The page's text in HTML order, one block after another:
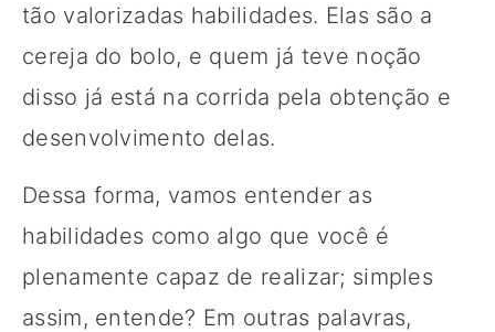
tão valorizadas habilidades. Elas são a
cereja do bolo, e quem já teve noção
disso já está na corrida pela obtenção e
desenvolvimento delas.
Dessa forma, vamos entender as
habilidades como algo que você é
plenamente capaz de realizar; simples
assim, entende? Em outras palavras,